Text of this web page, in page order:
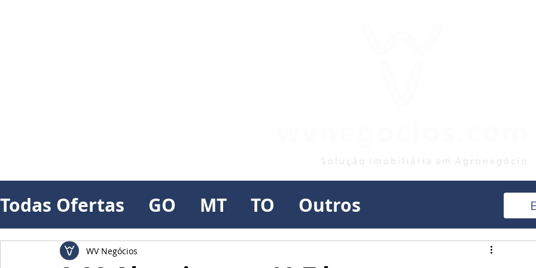
Todas Ofertas GO MT TO Outros
WV Negócios